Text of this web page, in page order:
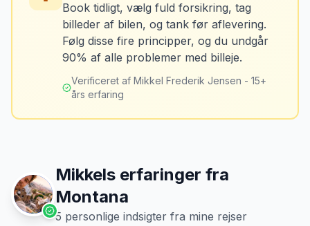
MJ
Mikkels erfaring Oktober 2024
“Jeg fotograferer altid bilen fra alle
vinkler ved afhentning. Det har reddet
Tank bilen op et par kilometer fra
lufthavnen dagen før aflevering. Priserne
er markant lavere.
Book tidligt, vælg fuld forsikring, tag
billeder af bilen, og tank før aflevering.
Følg disse fire principper, og du undgår
90% af alle problemer med billeje.
Verificeret af Mikkel Frederik Jensen - 15+
års erfaring
Mikkels erfaringer fra
Montana
5 personlige indsigter fra mine rejser